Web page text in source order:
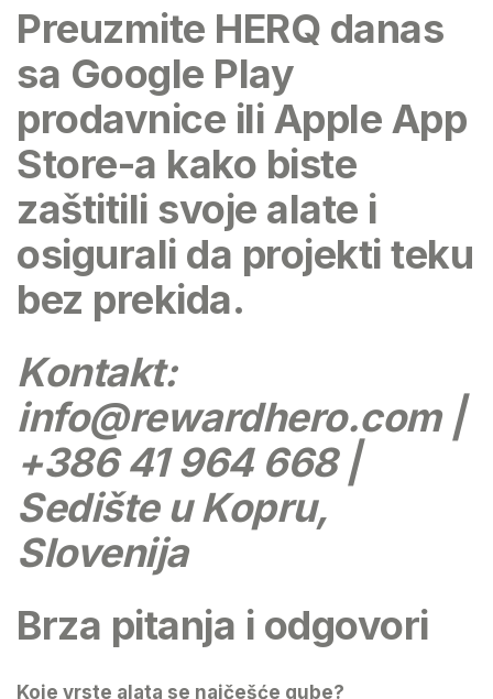
Preuzmite HERQ danas
sa Google Play
prodavnice ili Apple App
Store-a kako biste
zaštitili svoje alate i
osigurali da projekti teku
bez prekida.
Kontakt:
info@rewardhero.com|
+386 41 964 668 |
Sedište u Kopru,
Slovenija
Brza pitanja i odgovori
Koje vrste alata se najčešće gube?